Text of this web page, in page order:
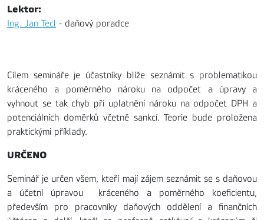
Lektor:
Ing. Jan Tecl - daňový poradce
Cílem semináře je účastníky blíže seznámit s problematikou
kráceného a poměrného nároku na odpočet a úpravy a
vyhnout se tak chyb při uplatnění nároku na odpočet DPH a
potenciálních doměrků včetně sankcí. Teorie bude proložena
praktickými příklady.
URČENO
Seminář je určen všem, kteří mají zájem seznámit se s daňovou
a účetní úpravou kráceného a poměrného koeficientu,
především pro pracovníky daňových oddělení a finančních